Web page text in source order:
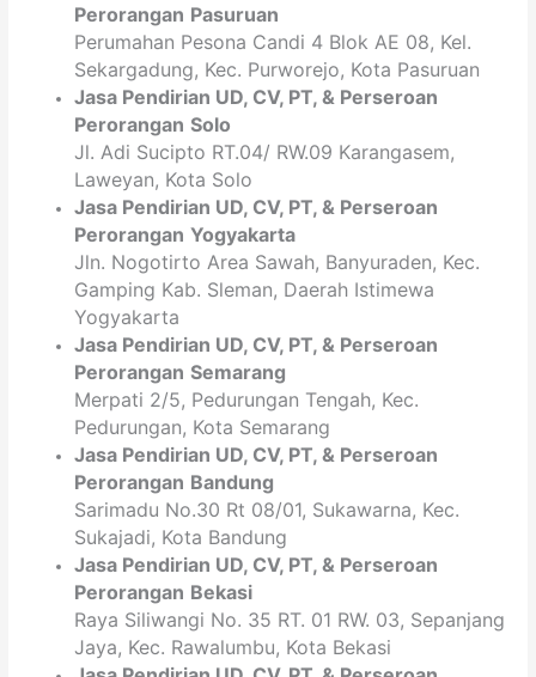
Perorangan Pasuruan
Perumahan Pesona Candi 4 Blok AE 08, Kel.
Sekargadung, Kec. Purworejo, Kota Pasuruan
Jasa Pendirian UD, CV, PT, & Perseroan
Perorangan Solo
Jl. Adi Sucipto RT.04/ RW.09 Karangasem,
Laweyan, Kota Solo
Jasa Pendirian UD, CV, PT, & Perseroan
Perorangan Yogyakarta
Jln. Nogotirto Area Sawah, Banyuraden, Kec.
Gamping Kab. Sleman, Daerah Istimewa
Yogyakarta
Jasa Pendirian UD, CV, PT, & Perseroan
Perorangan Semarang
Merpati 2/5, Pedurungan Tengah, Kec.
Pedurungan, Kota Semarang
Jasa Pendirian UD, CV, PT, & Perseroan
Perorangan Bandung
Sarimadu No.30 Rt 08/01, Sukawarna, Kec.
Sukajadi, Kota Bandung
Jasa Pendirian UD, CV, PT, & Perseroan
Perorangan Bekasi
Raya Siliwangi No. 35 RT. 01 RW. 03, Sepanjang
Jaya, Kec. Rawalumbu, Kota Bekasi